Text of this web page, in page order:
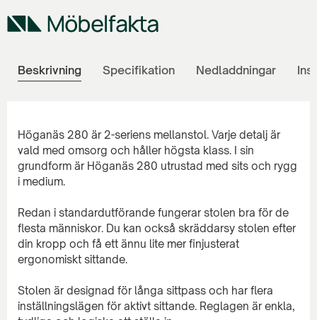
Beskrivning Specifikation Nedladdningar
Höganäs 280 är 2-seriens mellanstol. Varje detalj är
vald med omsorg och håller högsta klass. I sin
grundform är Höganäs 280 utrustad med sits och rygg
i medium.
Redan i standardutförande fungerar stolen bra för de
flesta människor. Du kan också skräddarsy stolen efter
din kropp och få ett ännu lite mer finjusterat
ergonomiskt sittande.
Stolen är designad för långa sittpass och har flera
inställningslägen för aktivt sittande. Reglagen är enkla,